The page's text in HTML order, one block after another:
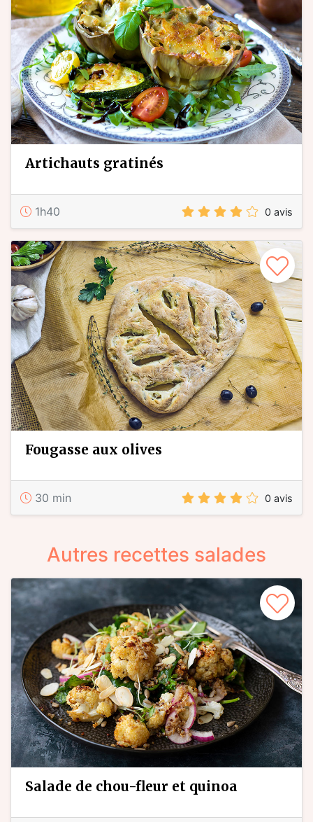
artichauts gratinés
1h40 0 avis
fougasse aux olives
30 min 0 avis
Autres recettes salades
salade de chou-fleur et quinoa